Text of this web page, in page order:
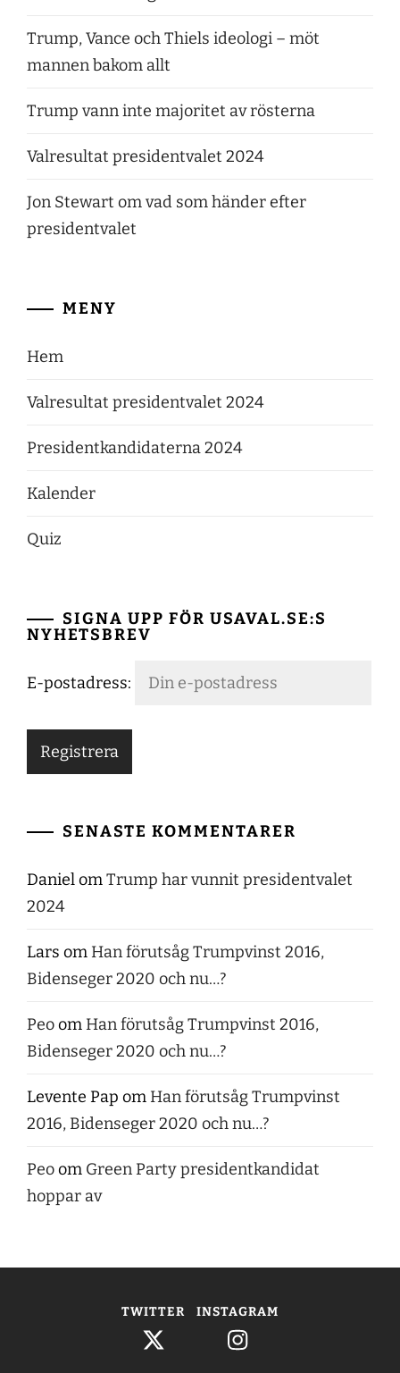
Trump, Vance och Thiels ideologi – möt
mannen bakom allt
Trump vann inte majoritet av rösterna
Valresultat presidentvalet 2024
Jon Stewart om vad som händer efter
presidentvalet
MENY
Hem
Valresultat presidentvalet 2024
Presidentkandidaterna 2024
Kalender
Quiz
SIGNA UPP FÖR USAVAL.SE:S
NYHETSBREV
E-postadress:
SENASTE KOMMENTARER
DanielomTrump har vunnit presidentvalet
2024
Lars om Han förutsåg Trumpvinst 2016,
Bidenseger 2020 och nu…?
Peoom Han förutsåg Trumpvinst 2016,
Bidenseger 2020 och nu…?
Levente Pap om Han förutsåg Trumpvinst
2016, Bidenseger 2020 och nu…?
Peoom Green Party presidentkandidat
hoppar av
TWITTER INSTAGRAM